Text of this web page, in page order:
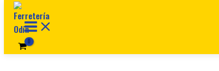
Ir al contenido